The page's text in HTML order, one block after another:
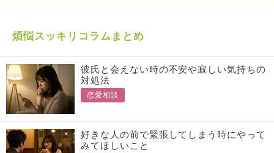
煩悩スッキリコラムまとめ
彼氏と会えない時の不安や寂しい気持ちの
対処法
恋愛相談
好きな人の前で緊張してしまう時にやって
みてほしいこと